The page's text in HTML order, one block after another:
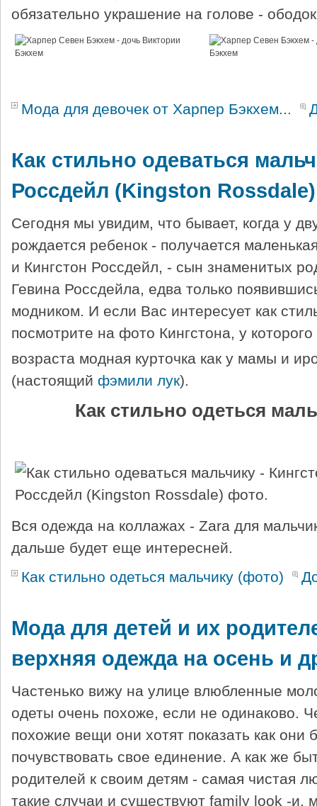
обязательно украшение на голове -
Мода для девочек от Харпер Бэкхем...
Как стильно одеваться
Россдейл (Kingston
Сегодня мы увидим, что бывает, когда у
рождается ребенок - получается
и Кингстон Россдейл, - сын знаменитых
Гевина Россдейла, едва только
модником. И если Вас интересует как
посмотрите на фото Кингстона, у
возраста модная курточка как у мамы и
(настоящий фэмили лук).
Как стильно одеться
Вся одежда на коллажах - Zara для
дальше будет еще интересней.
Как стильно одеться мальчику (фото)
Мода для детей и их
верхняя одежда на осень и
Частенько вижу на улице влюбленные
одеты очень похоже, если не одинаково.
похожие вещи они хотят показать как они
почувствовать свое единение. А как же
родителей к своим детям - самая чистая
такие случаи и существуют family look -и,